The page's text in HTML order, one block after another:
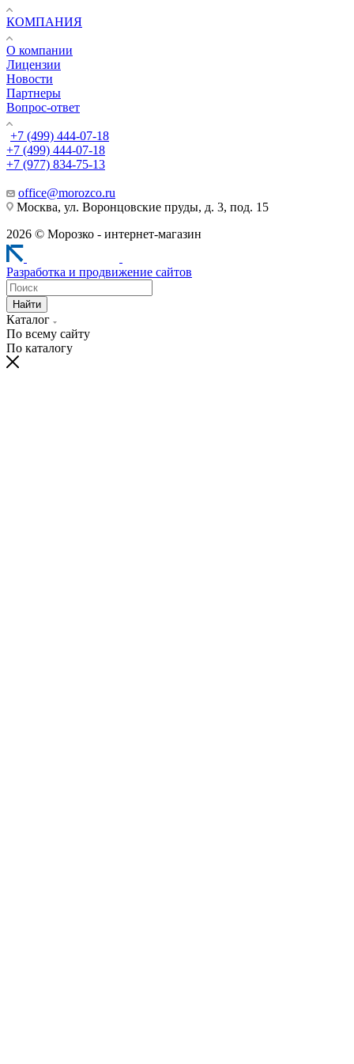
КОМПАНИЯ
О компании
Лицензии
Новости
Партнеры
Вопрос-ответ
+7 (499) 444-07-18
+7 (499) 444-07-18
+7 (977) 834-75-13
office@morozco.ru
Москва, ул. Воронцовские пруды, д. 3, под. 15
2026 © Морозко - интернет-магазин
Разработка и продвижение сайтов
Найти
Каталог
По всему сайту
По каталогу